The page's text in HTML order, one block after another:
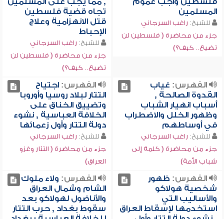
المسلمين
للشيخ: راغب السرجاني
جزء من محاضرة ( فلسطين لن
تضيع.. كيف؟)
تجاه قضية فلسطين
قتل الانهزامية وعلاج
الإحباط
للشيخ: راغب السرجاني
جزء من محاضرة ( فلسطين لن
تضيع.. كيف؟)
الفهرس: غياب
القدوة الصالحة ,
أسباب انهيار الشباب
وظهور الخلل والاضطراب
في أوساطهم
للشيخ: راغب السرجاني
جزء من محاضرة ( كلمة إلى
شباب الأمة)
الفهرس:اجتياح
التتار لبلاد روسيا وأوروبا
وتضييق الخناق على
الخلافة العباسية , نشوء
دولة التتار وأول زعمائها
للشيخ: راغب السرجاني
جزء من محاضرة ( التتار وغزو
العراق)
الفهرس: ظهور
شخصية هولاكو
والأساليب التي
استخدمها لإسقاط العراق
الفهرس: ولاء ملوك
الشام وشمال العراق
والأناضول لهولاكو بعد
سقوط بغداد , حرب التتار